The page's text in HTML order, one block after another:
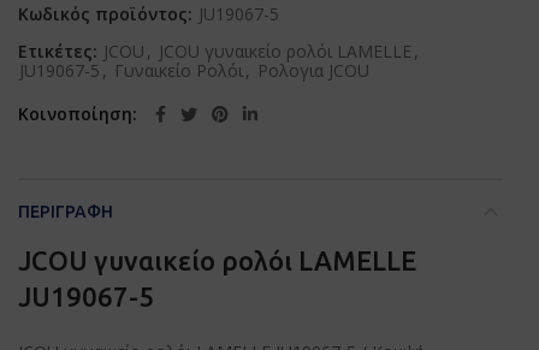
Κωδικός προϊόντος: JU19067-5
Ετικέτες: JCOU , JCOU γυναικείο ρολόι LAMELLE ,
JU19067-5 , Γυναικείο Ρολόι, Ρολογια JCOU
Κοινοποίηση
ΠΕΡΙΓΡΑΦΉ
JCOU γυναικείο ρολόι LAMELLE
JU19067-5